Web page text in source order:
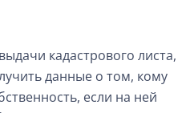
кадастрового листа,
данные о том, кому
если на ней